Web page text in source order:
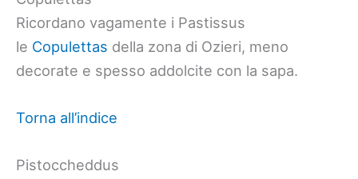
Ricordano vagamente i Pastissus
le Copulettas della zona di Ozieri, meno
decorate e spesso addolcite con la sapa.
Torna all’indice
Pistoccheddus